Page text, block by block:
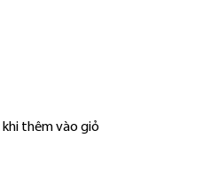
thêm vào giỏ